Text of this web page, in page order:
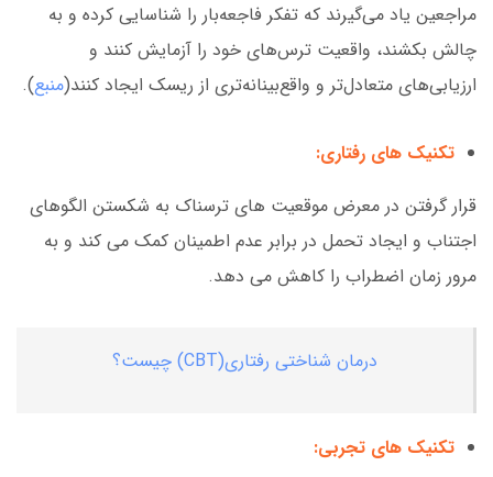
مراجعین یاد می‌گیرند که تفکر فاجعه‌بار را شناسایی کرده و به
چالش بکشند، واقعیت ترس‌های خود را آزمایش کنند و
ارزیابی‌های متعادل‌تر و واقع‌بینانه‌تری از ریسک ایجاد کنند(منبع).
تکنیک های رفتاری:
قرار گرفتن در معرض موقعیت های ترسناک به شکستن الگوهای
اجتناب و ایجاد تحمل در برابر عدم اطمینان کمک می کند و به
مرور زمان اضطراب را کاهش می دهد.
درمان شناختی رفتاری(CBT) چیست؟
تکنیک های تجربی: